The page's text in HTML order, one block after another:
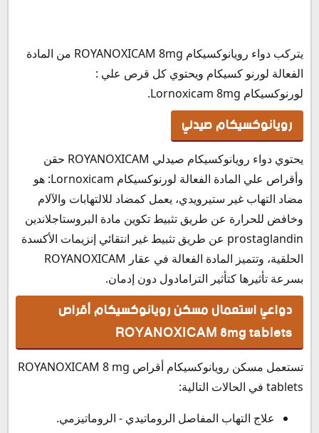
يتركب دواء رويانوكسيكام ROYANOXICAM 8mg من المادة
الفعالة لورنو كسيكام ويحتوي كل قرص علي :
لورنوكسيكام Lornoxicam 8mg.
رويانوكسيكام صيدلي
يحتوي دواء رويانوكسيكام صيدلي ROYANOXICAM حقن
وأقراص علي المادة الفعالة لورنوكسيكام Lornoxicam: هو
مضاد التهاب غير ستيرويدي، يعمل كمضاد للالتهابات والآلام
وخافض للحرارة عن طريق تثبيط تكوين مادة البروستاجلاندين
prostaglandin عن طريق تثبيط غير انتقائي إنزيمات الأكسدة
الحلقية، وتتميز المادة الفعالة في عقار ROYANOXICAM
بسرعة تأثيرها كتأثير الترامادول دون إدمان.
دواعي استعمال مسكن رويانوكسيكام أقراص
ROYANOXICAM 8mg tablets
تستعمل مسكن رويانوكسيكام أقراص ROYANOXICAM 8 mg
tablets في الحالات التالية:
علاج التهاب المفاصل الروماتيدي - الروماتيزمي.